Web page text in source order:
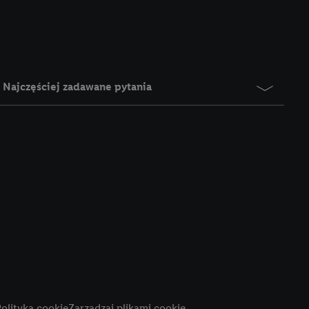
Najczęściej zadawane pytania
jednym z wyżej
możemy
rozpoznać
W tym celu
adres e-
adresu IP. Jeśli
użyciu adresu IP i
usług Lidl. W
Zgodę na
celów marketingu